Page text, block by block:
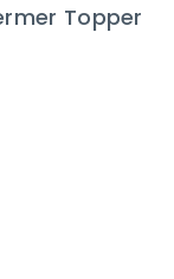
Topper